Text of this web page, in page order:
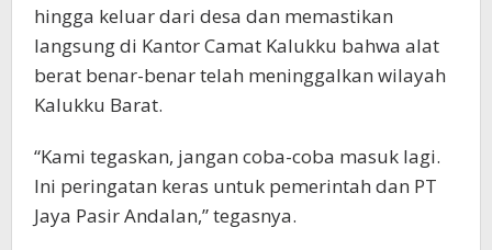
hingga keluar dari desa dan memastikan
langsung di Kantor Camat Kalukku bahwa alat
berat benar-benar telah meninggalkan wilayah
Kalukku Barat.
“Kami tegaskan, jangan coba-coba masuk lagi.
Ini peringatan keras untuk pemerintah dan PT
Jaya Pasir Andalan,” tegasnya.